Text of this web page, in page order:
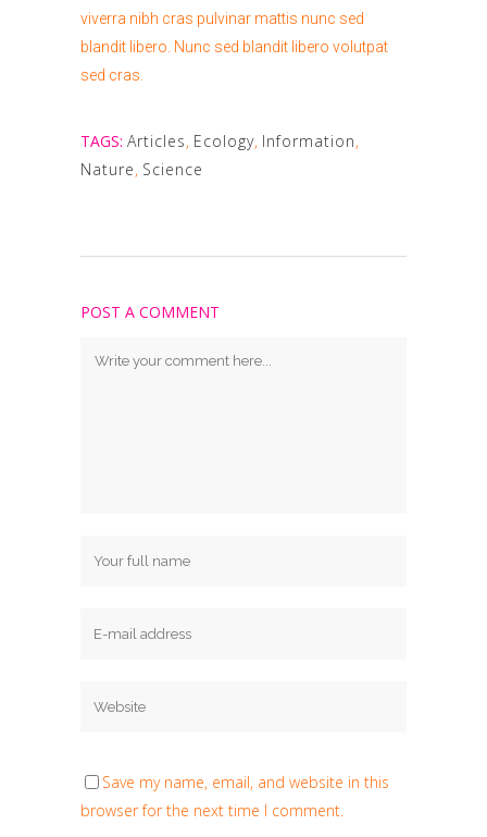
viverra nibh cras pulvinar mattis nunc sed
blandit libero. Nunc sed blandit libero volutpat
sed cras.
TAGS: Articles, Ecology, Information,
Nature, Science
POST A COMMENT
Save my name, email, and website in this
browser for the next time I comment.